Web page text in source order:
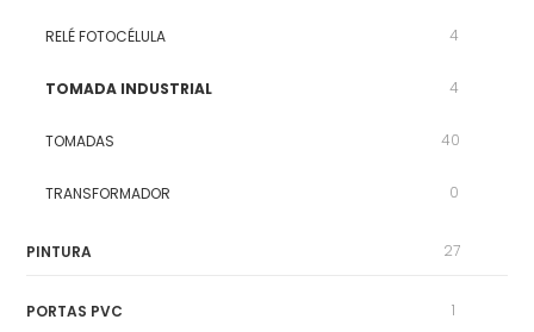
RELÉ FOTOCÉLULA 4
TOMADA INDUSTRIAL 4
TOMADAS 40
TRANSFORMADOR 0
PINTURA 27
PORTAS PVC 1